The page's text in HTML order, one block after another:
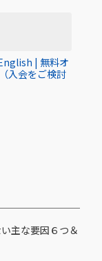
| 無料オ
入会をご検討
主な要因６つ＆